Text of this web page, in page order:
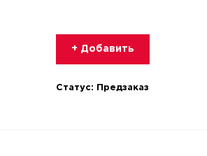
+ Добавить
Статус: Предзаказ